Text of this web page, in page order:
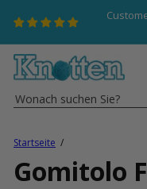
zum
Inhalt
K
n
o
t
n
Wonach
Sie?
Startseite
Gomitolo